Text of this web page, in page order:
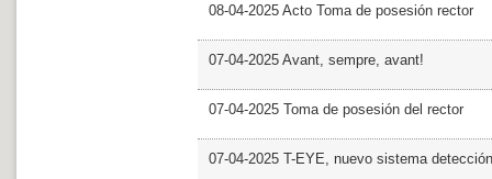
08-04-2025 Acto Toma de posesión rector
07-04-2025 Avant, sempre, avant!
07-04-2025 Toma de posesión del rector
07-04-2025 T-EYE, nuevo sistema